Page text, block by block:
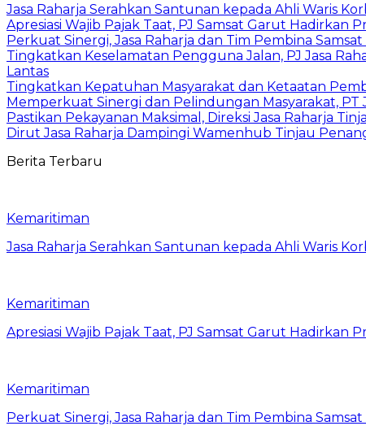
Jasa Raharja Serahkan Santunan kepada Ahli Waris
Apresiasi Wajib Pajak Taat, PJ Samsat Garut Hadirkan
Perkuat Sinergi, Jasa Raharja dan Tim Pembina
Tingkatkan Keselamatan Pengguna Jalan, PJ Jasa
Lantas
Tingkatkan Kepatuhan Masyarakat dan Ketaatan
Memperkuat Sinergi dan Pelindungan Masyarakat, PT
Pastikan Pekayanan Maksimal, Direksi Jasa Raharja
Dirut Jasa Raharja Dampingi Wamenhub Tinjau
Berita Terbaru
Kemaritiman
Jasa Raharja Serahkan Santunan kepada Ahli Waris
Kemaritiman
Apresiasi Wajib Pajak Taat, PJ Samsat Garut Hadirkan
Kemaritiman
Perkuat Sinergi, Jasa Raharja dan Tim Pembina